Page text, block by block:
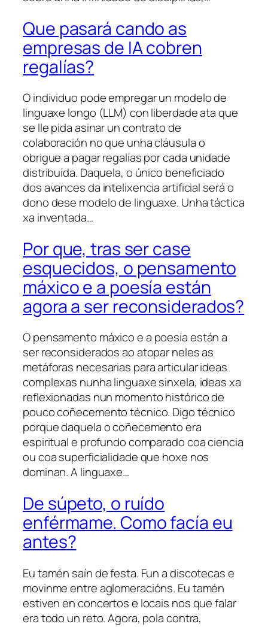
Que pasará cando as
empresas de IA cobren
regalías?
O individuo pode empregar un modelo de
linguaxe longo (LLM) con liberdade ata que
se lle pida asinar un contrato de
colaboración no que unha cláusula o
obrigue a pagar regalías por cada unidade
distribuída. Daquela, o único beneficiado
dos avances da intelixencia artificial será o
dono dese modelo de linguaxe. Unha táctica
xa inventada…
Por que, tras ser case
esquecidos, o pensamento
máxico e a poesía están
agora a ser reconsiderados?
O pensamento máxico e a poesía están a
ser reconsiderados ao atopar neles as
metáforas necesarias para articular ideas
complexas nunha linguaxe sinxela, ideas xa
reflexionadas nun momento histórico de
pouco coñecemento técnico. Digo técnico
porque daquela o coñecemento era
espiritual e profundo comparado coa ciencia
ou coa superficialidade que hoxe nos
dominan. A linguaxe…
De súpeto, o ruído
enférmame. Como facía eu
antes?
Eu tamén saín de festa. Fun a discotecas e
movinme entre aglomeracións. Eu tamén
estiven en concertos e locais nos que falar
era todo un reto. Agora, pola contra,